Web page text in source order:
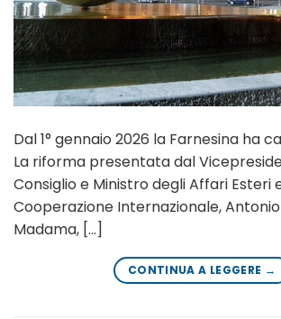
Dal 1° gennaio 2026 la Farnesina ha
La riforma presentata dal
Consiglio e Ministro degli Affari Esteri
Cooperazione Internazionale, Antonio
Madama, […]
CONTINUA A LEGGERE →